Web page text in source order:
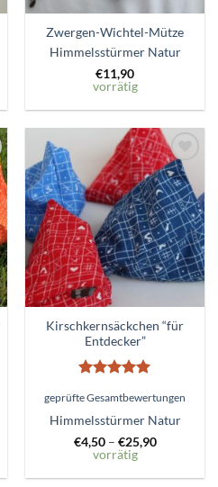
Zwergen-Wichtel-Mütze
Himmelsstürmer Natur
€11,90
vorrätig
Zum
Wunschzettel
hinzufügen
Kirschkernsäckchen “für
Entdecker”
mit5von
5
geprüfte Gesamtbewertungen
Himmelsstürmer Natur
€4,50– €25,90
vorrätig